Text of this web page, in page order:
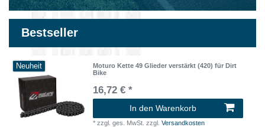
Bestseller
Neuheit
Moturo Kette 49 Glieder verstärkt (420) für Dirt
Bike
16,72 € *
In den Warenkorb
*zzgl. ges. MwSt. zzgl.Versandkosten